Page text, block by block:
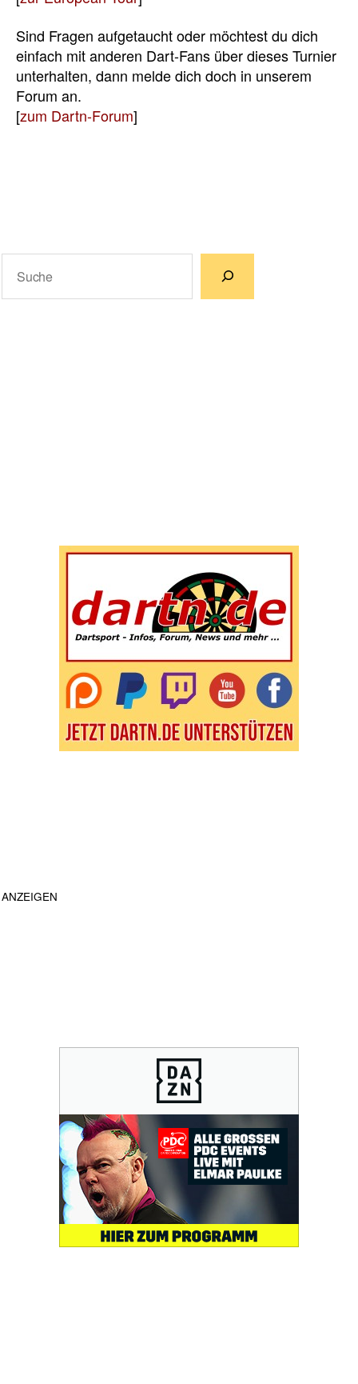
Sind Fragen aufgetaucht oder möchtest du dich
einfach mit anderen Dart-Fans über dieses Turnier
unterhalten, dann melde dich doch in unserem
Forum an.
[zum Dartn-Forum]
ANZEIGEN